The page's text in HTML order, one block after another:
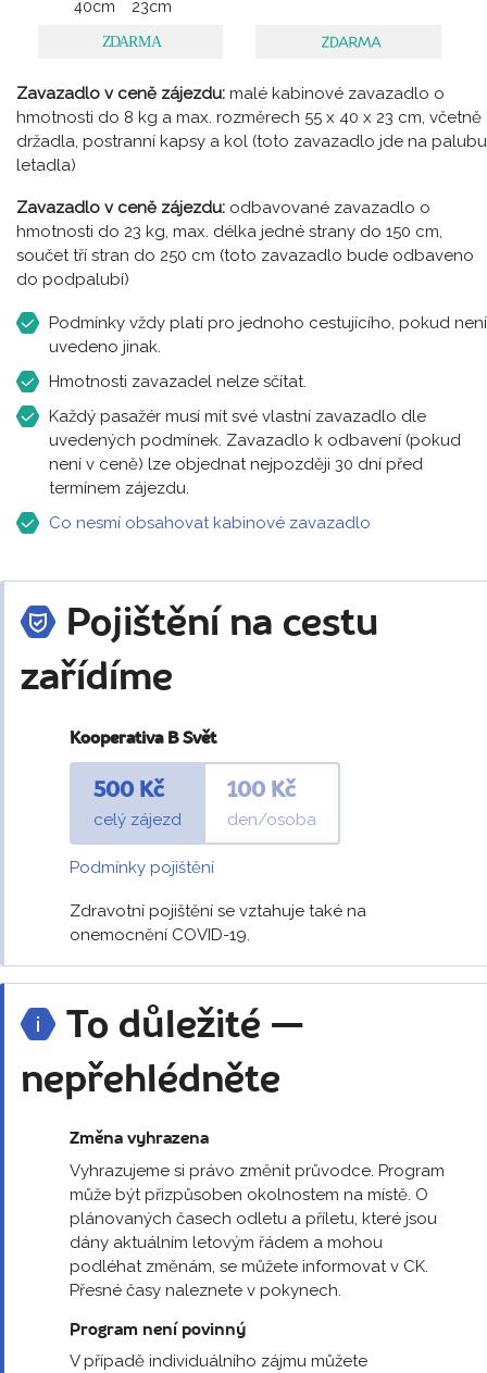
40cm 23cm
Zavazadlo v ceně zájezdu: malé kabinové zavazadlo o
hmotnosti do 8 kg a max. rozměrech 55 x 40 x 23 cm, včetně
držadla, postranní kapsy a kol (toto zavazadlo jde na palubu
letadla)
Zavazadlo v ceně zájezdu: odbavované zavazadlo o
hmotnosti do 23 kg, max. délka jedné strany do 150 cm,
součet tří stran do 250 cm (toto zavazadlo bude odbaveno
do podpalubí)
Podmínky vždy platí pro jednoho cestujícího, pokud není
uvedeno jinak.
Hmotnosti zavazadel nelze sčítat.
Každý pasažér musí mít své vlastní zavazadlo dle
uvedených podmínek. Zavazadlo k odbavení (pokud
není v ceně) lze objednat nejpozději 30 dní před
termínem zájezdu.
Co nesmí obsahovat kabinové zavazadlo
Pojištění na cestu
zařídíme
Kooperativa B Svět
500 Kč
celý zájezd
100 Kč
den/osoba
Podmínky pojištění
Zdravotní pojištění se vztahuje také na
onemocnění COVID-19.
To důležité —
nepřehlédněte
Změna vyhrazena
Vyhrazujeme si právo změnit průvodce. Program
může být přizpůsoben okolnostem na místě. O
plánovaných časech odletu a příletu, které jsou
dány aktuálním letovým řádem a mohou
podléhat změnám, se můžete informovat v CK.
Přesné časy naleznete v pokynech.
Program není povinný
V případě individuálního zájmu můžete